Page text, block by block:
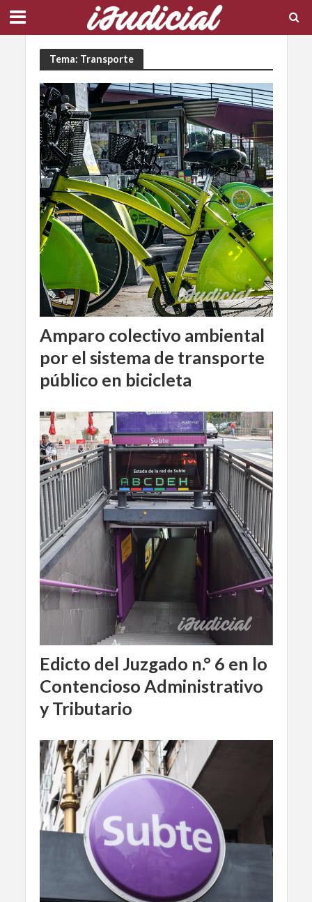
Tema: Transporte
Amparo colectivo ambiental
por el sistema de transporte
público en bicicleta
Edicto del Juzgado n.° 6 en lo
Contencioso Administrativo
y Tributario